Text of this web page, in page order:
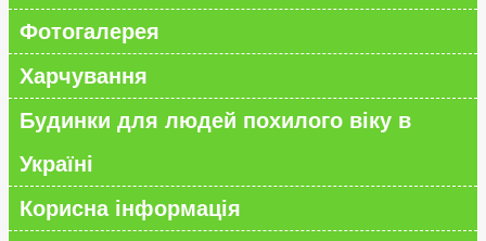
Фотогалерея
Харчування
Будинки для людей похилого віку в
Україні
Корисна інформація